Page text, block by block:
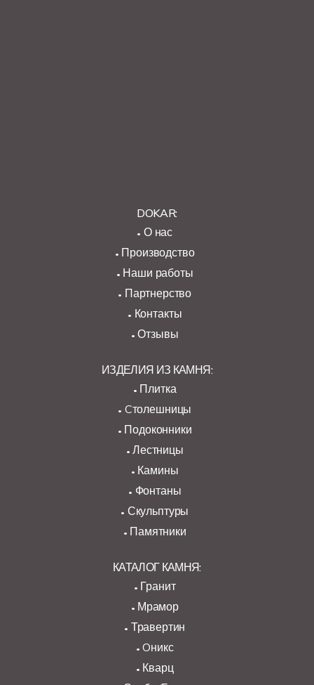
DOKAR:
О нас
Производство
Наши работы
Партнерство
Контакты
Отзывы
ИЗДЕЛИЯ ИЗ КАМНЯ:
Плитка
Cтолешницы
Подоконники
Лестницы
Камины
Фонтаны
Скульптуры
Памятники
КАТАЛОГ КАМНЯ:
Гранит
Мрамор
Травертин
Oникс
Кварц